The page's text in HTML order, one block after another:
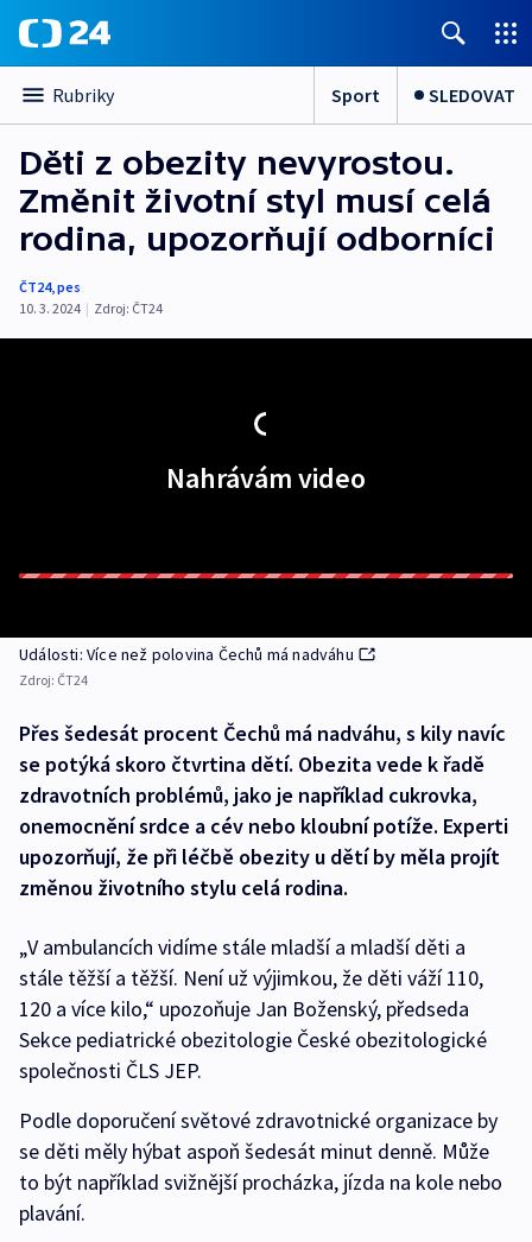
Rubriky Sport SLEDOVAT
Děti z obezity nevyrostou.
Změnit životní styl musí celá
rodina, upozorňují odborníci
ČT24,pes
10. 3. 2024 | Zdroj: ČT24
Nahrávám video
Události: Více než polovina Čechů má nadváhu
Zdroj: ČT24
Přes šedesát procent Čechů má nadváhu, s kily navíc
se potýká skoro čtvrtina dětí. Obezita vede k řadě
zdravotních problémů, jako je například cukrovka,
onemocnění srdce a cév nebo kloubní potíže. Experti
upozorňují, že při léčbě obezity u dětí by měla projít
změnou životního stylu celá rodina.
„V ambulancích vidíme stále mladší a mladší děti a
stále těžší a těžší. Není už výjimkou, že děti váží 110,
120 a více kilo,“ upozoňuje Jan Boženský, předseda
Sekce pediatrické obezitologie České obezitologické
společnosti ČLS JEP.
Podle doporučení světové zdravotnické organizace by
se děti měly hýbat aspoň šedesát minut denně. Může
to být například svižnější procházka, jízda na kole nebo
plavání.